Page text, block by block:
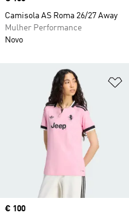
Price
€ 100
Camisola AS Roma 26/27 Away
Mulher Performance
Novo